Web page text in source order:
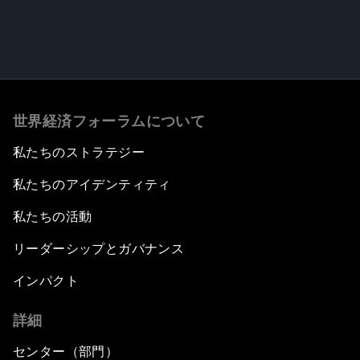
世界経済フォーラムについて
私たちのストラテジー
私たちのアイデンティティ
私たちの活動
リーダーシップとガバナンス
インパクト
詳細
センター（部門）